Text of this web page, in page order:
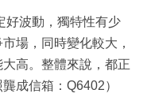
好波動，獨特性有少
場，同時變化較大，
高。整體來說，都正
成信箱：Q6402）